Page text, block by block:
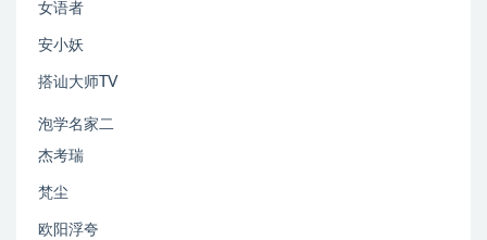
女语者
安小妖
搭讪大师TV
泡学名家二
杰考瑞
梵尘
欧阳浮夸